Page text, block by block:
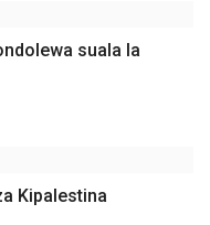
suala la
Kipalestina